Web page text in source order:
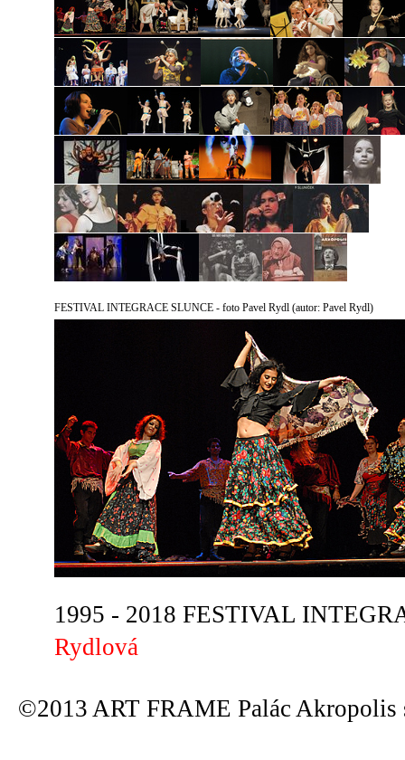
FESTIVAL INTEGRACE SLUNCE - foto Pavel Rydl (autor: Pavel Rydl)
1995 - 2018 FESTIVAL
Rydlová
©2013 ART FRAME Palác Akropolis